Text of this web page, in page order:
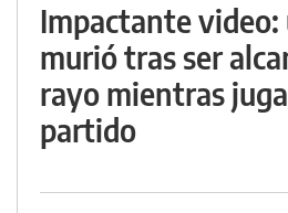
Impactante
murió tras ser
rayo mientras
partido